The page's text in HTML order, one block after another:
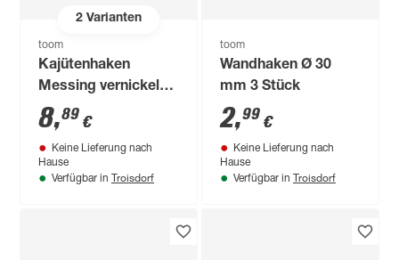
2Varianten
toom
Kajütenhaken
Messing vernickelt 5
cm
8,89 €
Keine Lieferung nach
Hause
Verfügbar in Troisdorf
toom
Wandhaken Ø 30
mm 3 Stück
2,99 €
Keine Lieferung nach
Hause
Verfügbar in Troisdorf